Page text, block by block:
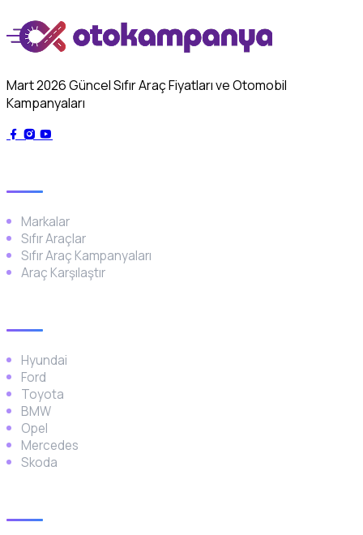
Mart 2026 Güncel Sıfır Araç Fiyatları ve Otomobil
Kampanyaları
Markalar
Sıfır Araçlar
Sıfır Araç Kampanyaları
Araç Karşılaştır
Hyundai
Ford
Toyota
BMW
Opel
Mercedes
Skoda